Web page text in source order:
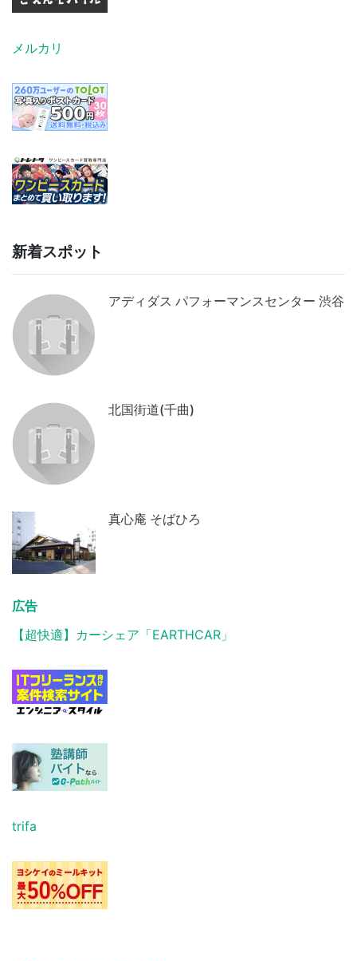
メルカリ
新着スポット
アディダス パフォーマンスセンター 渋谷
北国街道(千曲)
真心庵 そばひろ
広告
【超快適】カーシェア「EARTHCAR」
trifa